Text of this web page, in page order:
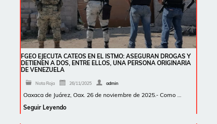
FGEO EJECUTA CATEOS EN EL ISTMO: ASEGURAN DROGAS Y
DETIENEN A DOS, ENTRE ELLOS, UNA PERSONA ORIGINARIA
DE VENEZUELA
Nota Roja 26/11/2025 admin
Oaxaca de Juárez, Oax. 26 de noviembre de 2025.- Como …
Seguir Leyendo